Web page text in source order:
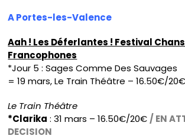
A Portes-les-Valence
Aah ! Les Déferlantes ! Festival
Francophones
*Jour 5 : Sages Comme Des Sauvages
= 19 mars, Le Train Théâtre – 16.50€/20€
Le Train Théâtre
*Clarika : 31 mars – 16.50€/20€ / EN
DECISION